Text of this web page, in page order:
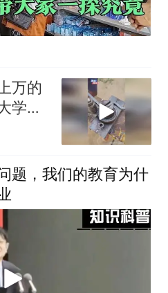
万的
学生
题，我们的教育为什